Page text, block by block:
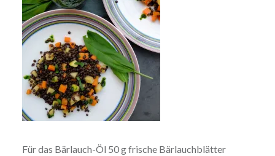
Für das Bärlauch-Öl 50 g frische Bärlauchblätter